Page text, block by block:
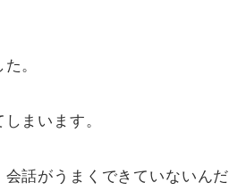
。
まいます。
話がうまくできていないんだ